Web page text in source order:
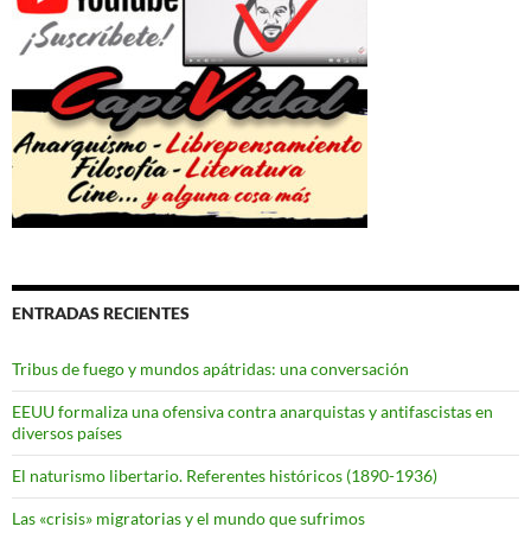
ENTRADAS RECIENTES
Tribus de fuego y mundos apátridas: una conversación
EEUU formaliza una ofensiva contra anarquistas y antifascistas en
diversos países
El naturismo libertario. Referentes históricos (1890-1936)
Las «crisis» migratorias y el mundo que sufrimos